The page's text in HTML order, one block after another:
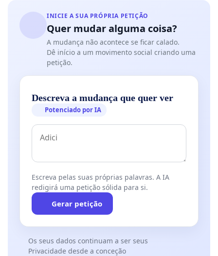
INICIE A SUA PRÓPRIA PETIÇÃO
Quer mudar alguma coisa?
A mudança não acontece se ficar calado.
Dê início a um movimento social criando uma
petição.
Descreva a mudança que quer ver
Potenciado por IA
Escreva pelas suas próprias palavras. A IA
redigirá uma petição sólida para si.
Gerar petição
Os seus dados continuam a ser seus
Privacidade desde a conceção